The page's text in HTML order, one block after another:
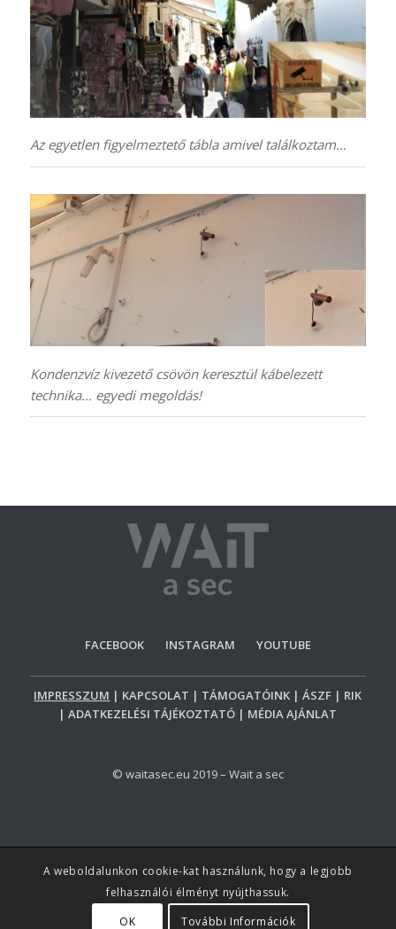
Az egyetlen figyelmeztető tábla amivel találkoztam…
Kondenzvíz kivezető csövön keresztül kábelezett
technika… egyedi megoldás!
FACEBOOK INSTAGRAM YOUTUBE
IMPRESSZUM | KAPCSOLAT | TÁMOGATÓINK | ÁSZF | RIK
| ADATKEZELÉSI TÁJÉKOZTATÓ | MÉDIA AJÁNLAT
© waitasec.eu 2019 – Wait a sec
A weboldalunkon cookie-kat használunk, hogy a legjobb
felhasználói élményt nyújthassuk.
OK
További Információk